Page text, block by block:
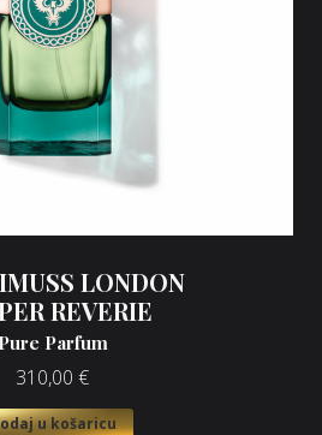
LONDON
REVERIE
Pure Parfum
310,00 €
u košaricu